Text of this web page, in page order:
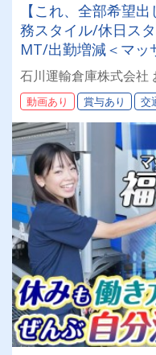
【これ、全部希望
務スタイル/休日ス
MT/出勤増減＜マッ
あり＞＜サビ残一切
待遇＞＼芸能人と
石川運輸倉庫株式会社
動画あり 賞与あり 交